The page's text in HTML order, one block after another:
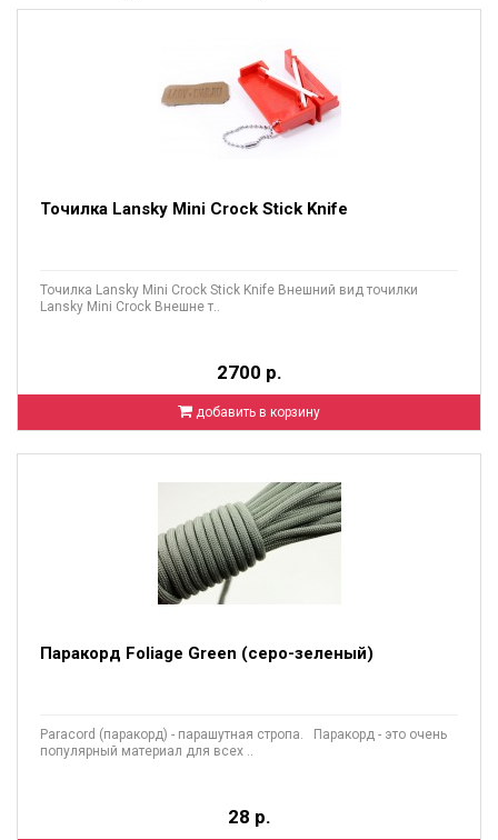
Точилка Lansky Mini Crock Stick Knife
Точилка Lansky Mini Crock Stick Knife Внешний вид точилки
Lansky Mini Crock Внешне т..
2700 р.
добавить в корзину
Паракорд Foliage Green (серо-зеленый)
Paracord (паракорд) - парашутная стропа. Паракорд - это очень
популярный материал для всех ..
28 р.